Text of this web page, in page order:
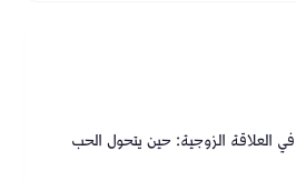
العلاقة الزوجية: حين يتحول الحب